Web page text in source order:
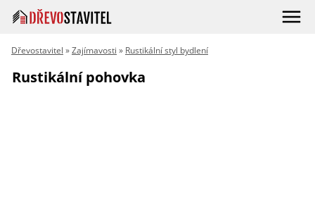
Dřevostavitel »Zajímavosti » Rustikální styl bydlení
Rustikální pohovka